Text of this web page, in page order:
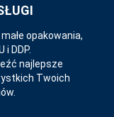
opakowania,
i DDP.
najlepsze
Twoich